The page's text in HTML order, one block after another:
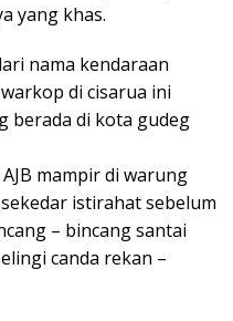
yang khas.
nama kendaraan
di cisarua ini
berada di kota gudeg
mampir di warung
istirahat sebelum
– bincang santai
canda rekan –